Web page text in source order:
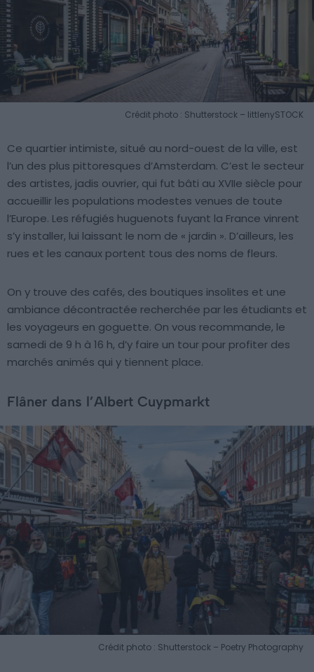
Crédit photo : Shutterstock – littlenySTOCK
Ce quartier intimiste, situé au nord-ouest de la ville, est
l’un des plus pittoresques d’Amsterdam. C’est le secteur
des artistes, jadis ouvrier, qui fut bâti au XVIIe siècle pour
accueillir les populations modestes venues de toute
l’Europe. Les réfugiés huguenots fuyant la France vinrent
s’y installer, lui laissant le nom de « jardin ». D’ailleurs, les
rues et les canaux portent tous des noms de fleurs.
On y trouve des cafés, des boutiques insolites et une
ambiance décontractée recherchée par les étudiants et
les voyageurs en goguette. On vous recommande, le
samedi de 9 h à 16 h, d’y faire un tour pour profiter des
marchés animés qui y tiennent place.
Flâner dans l’Albert Cuypmarkt
Crédit photo : Shutterstock – Poetry Photography